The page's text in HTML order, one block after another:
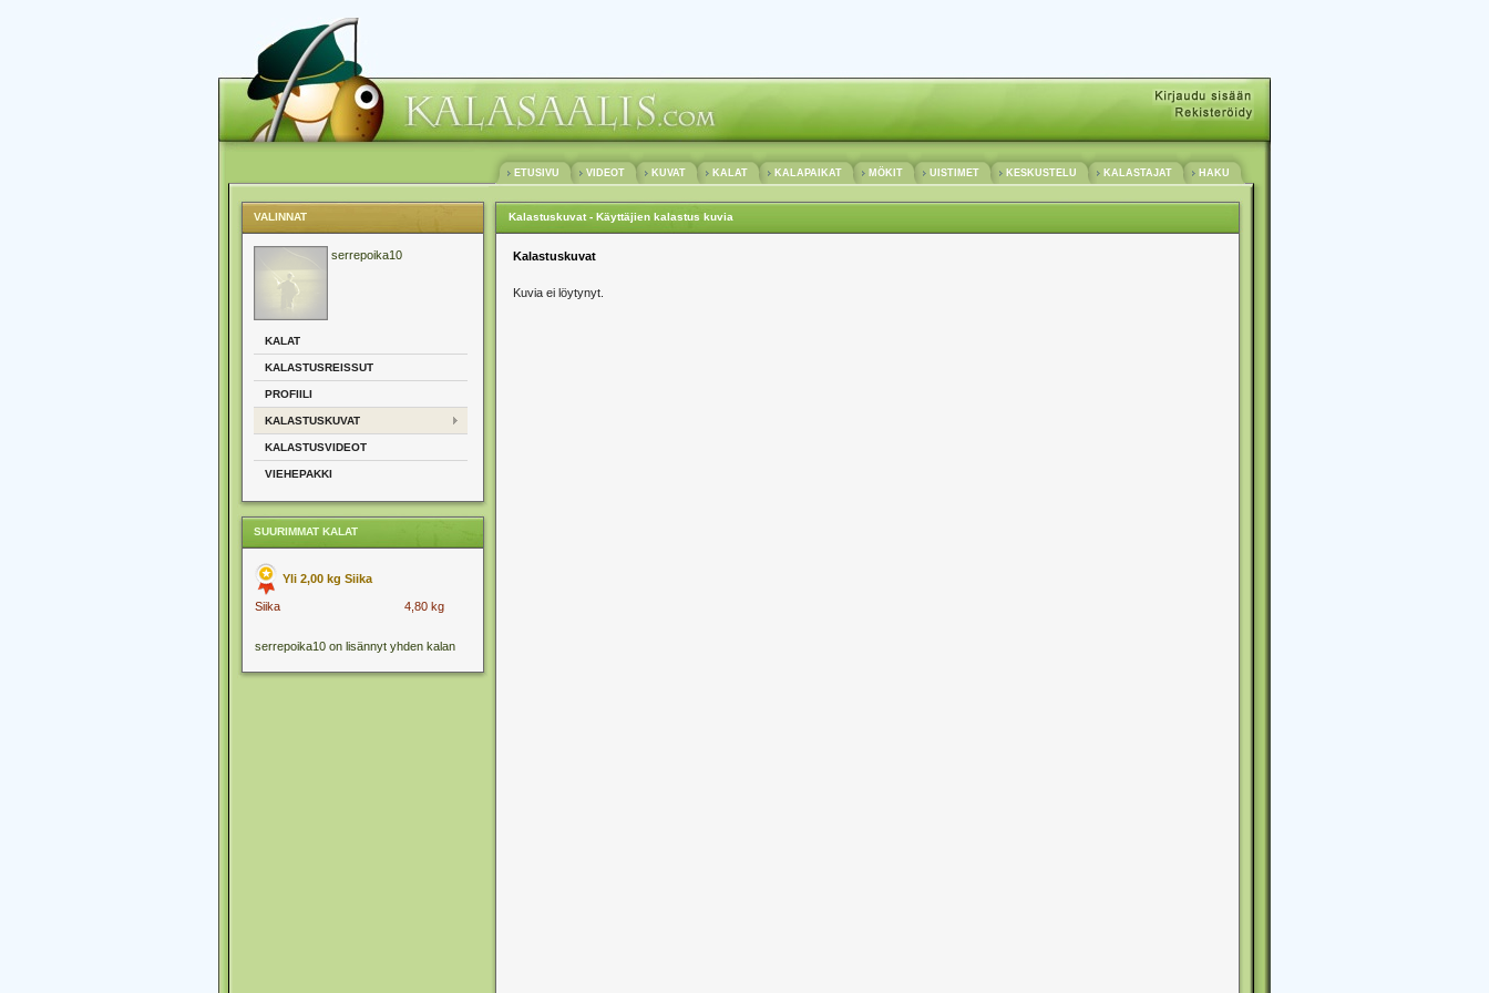
ETUSIVU VIDEOT KUVAT KALAT KALAPAIKAT MÖKIT UISTIMET KESKUSTELU KALASTAJAT HAKU
VALINNAT
serrepoika10
KALAT
KALASTUSREISSUT
PROFIILI
KALASTUSKUVAT
KALASTUSVIDEOT
VIEHEPAKKI
SUURIMMAT KALAT
Yli 2,00 kg Siika
Siika 4,80 kg
serrepoika10 on lisännyt yhden kalan
Kalastuskuvat - Käyttäjien kalastus kuvia
Kalastuskuvat
Kuvia ei löytynyt.